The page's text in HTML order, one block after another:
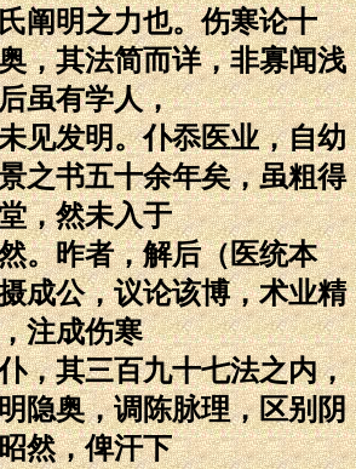
阐明之力也。伤寒论十
，其法简而详，非寡闻浅
虽有学人，
见发明。仆忝医业，自幼
之书五十余年矣，虽粗得
，然未入于
。昨者，解后（医统本
成公，议论该博，术业精
注成伤寒
，其三百九十七法之内，
隐奥，调陈脉理，区别阴
然，俾汗下